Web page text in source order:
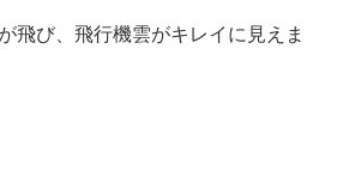
飛び、飛行機雲がキレイに見えま